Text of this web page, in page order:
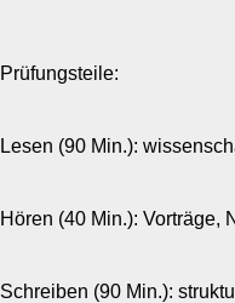
Prüfungsteile:
Lesen (90 Min.):
Hören (40 Min.): Vorträge,
Schreiben (90 Min.):